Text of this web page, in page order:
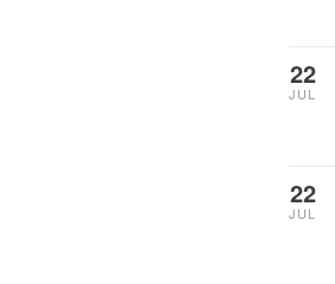
22
JUL
22
JUL